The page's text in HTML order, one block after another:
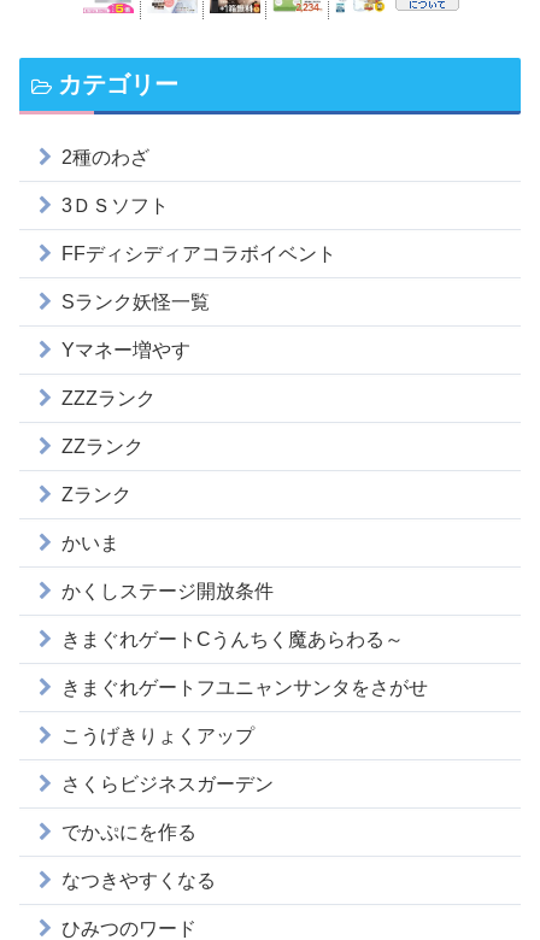
カテゴリー
2種のわざ
3ＤＳソフト
FFディシディアコラボイベント
Sランク妖怪一覧
Yマネー増やす
ZZZランク
ZZランク
Zランク
かいま
かくしステージ開放条件
きまぐれゲートCうんちく魔あらわる～
きまぐれゲートフユニャンサンタをさがせ
こうげきりょくアップ
さくらビジネスガーデン
でかぷにを作る
なつきやすくなる
ひみつのワード